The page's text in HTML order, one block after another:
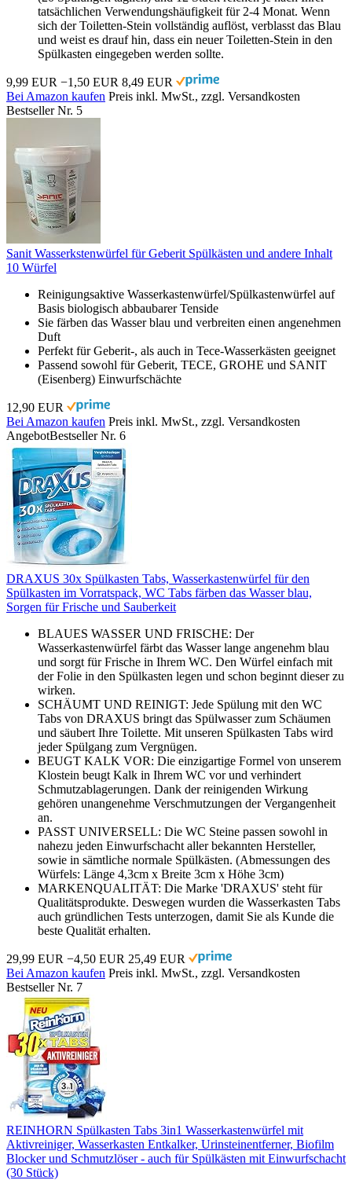
tatsächlichen Verwendungshäufigkeit für 2-4 Monat. Wenn
sich der Toiletten-Stein vollständig auflöst, verblasst das Blau
und weist es drauf hin, dass ein neuer Toiletten-Stein in den
Spülkasten eingegeben werden sollte.
9,99 EUR −1,50 EUR 8,49 EUR
Bei Amazon kaufen Preis inkl. MwSt., zzgl. Versandkosten
Bestseller Nr. 5
Sanit Wasserkstenwürfel für Geberit Spülkästen und andere Inhalt
10 Würfel
Reinigungsaktive Wasserkastenwürfel/Spülkastenwürfel auf
Basis biologisch abbaubarer Tenside
Sie färben das Wasser blau und verbreiten einen angenehmen
Duft
Perfekt für Geberit-, als auch in Tece-Wasserkästen geeignet
Passend sowohl für Geberit, TECE, GROHE und SANIT
(Eisenberg) Einwurfschächte
12,90 EUR
Bei Amazon kaufen Preis inkl. MwSt., zzgl. Versandkosten
AngebotBestseller Nr. 6
DRAXUS 30x Spülkasten Tabs, Wasserkastenwürfel für den
Spülkasten im Vorratspack, WC Tabs färben das Wasser blau,
Sorgen für Frische und Sauberkeit
BLAUES WASSER UND FRISCHE: Der
Wasserkastenwürfel färbt das Wasser lange angenehm blau
und sorgt für Frische in Ihrem WC. Den Würfel einfach mit
der Folie in den Spülkasten legen und schon beginnt dieser zu
wirken.
SCHÄUMT UND REINIGT: Jede Spülung mit den WC
Tabs von DRAXUS bringt das Spülwasser zum Schäumen
und säubert Ihre Toilette. Mit unseren Spülkasten Tabs wird
jeder Spülgang zum Vergnügen.
BEUGT KALK VOR: Die einzigartige Formel von unserem
Klostein beugt Kalk in Ihrem WC vor und verhindert
Schmutzablagerungen. Dank der reinigenden Wirkung
gehören unangenehme Verschmutzungen der Vergangenheit
an.
PASST UNIVERSELL: Die WC Steine passen sowohl in
nahezu jeden Einwurfschacht aller bekannten Hersteller,
sowie in sämtliche normale Spülkästen. (Abmessungen des
Würfels: Länge 4,3cm x Breite 3cm x Höhe 3cm)
MARKENQUALITÄT: Die Marke 'DRAXUS' steht für
Qualitätsprodukte. Deswegen wurden die Wasserkasten Tabs
auch gründlichen Tests unterzogen, damit Sie als Kunde die
beste Qualität erhalten.
29,99 EUR −4,50 EUR 25,49 EUR
Bei Amazon kaufen Preis inkl. MwSt., zzgl. Versandkosten
Bestseller Nr. 7
REINHORN Spülkasten Tabs 3in1 Wasserkastenwürfel mit
Aktivreiniger, Wasserkasten Entkalker, Urinsteinentferner, Biofilm
Blocker und Schmutzlöser - auch für Spülkästen mit Einwurfschacht
(30 Stück)